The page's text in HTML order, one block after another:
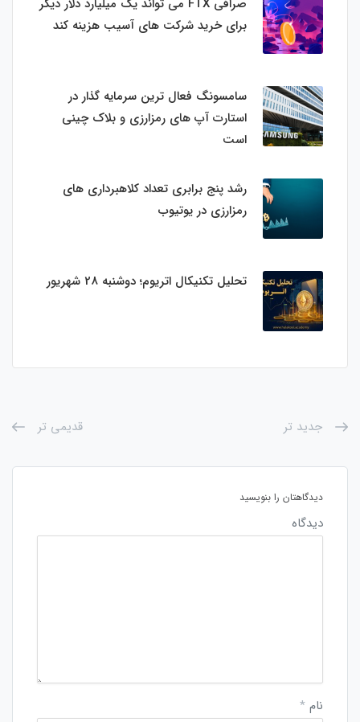
صرافی FTX می تواند یک میلیارد دلار دیگر
برای خرید شرکت های آسیب هزینه کند
سامسونگ فعال‌ ترین سرمایه‌ گذار در
استارت‌ آپ‌ های رمزارزی و بلاک چینی
است
رشد پنج برابری تعداد کلاهبرداری های
رمزارزی در یوتیوب
تحلیل تکنیکال اتریوم؛ دوشنبه 28 شهریور
جدید تر قدیمی تر
دیدگاهتان را بنویسید
دیدگاه
نام *